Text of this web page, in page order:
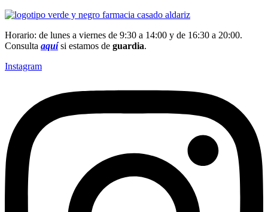
Horario: de lunes a viernes de 9:30 a 14:00 y de 16:30 a 20:00.
Consulta aquísi estamos de guardia.
Instagram